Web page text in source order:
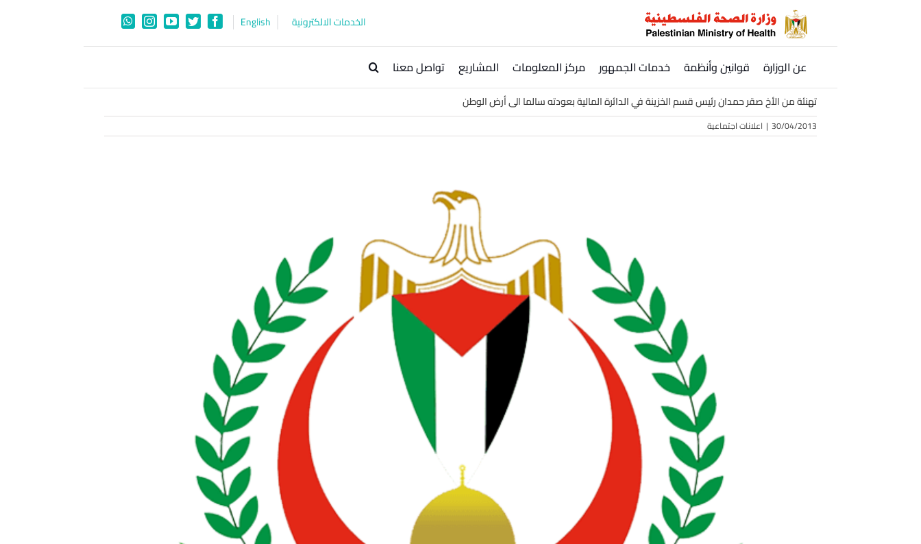
الخدمات الالكترونية English
Facebook
Twitter
YouTube
Instagram
WhatsApp
عن الوزارة قوانين وأنظمة خدمات الجمهور مركز المعلومات المشاريع تواصل معنا
تهنئة من الأخ صقر حمدان رئيس قسم الخزينة في الدائرة المالية بعودته سالما الى أرض الوطن
30/04/2013
| اعلانات اجتماعية